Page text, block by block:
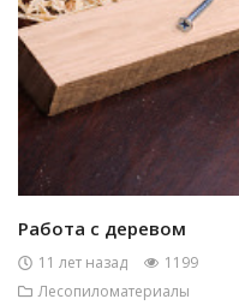
Работа с деревом
11 лет назад
1199
Лесопиломатериалы